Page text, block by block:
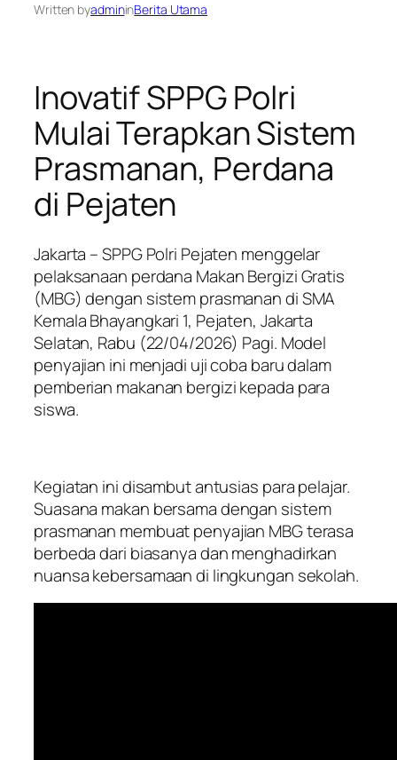
Written byadmininBerita Utama
Inovatif SPPG Polri
Mulai Terapkan Sistem
Prasmanan, Perdana
di Pejaten
Jakarta – SPPG Polri Pejaten menggelar
pelaksanaan perdana Makan Bergizi Gratis
(MBG) dengan sistem prasmanan di SMA
Kemala Bhayangkari 1, Pejaten, Jakarta
Selatan, Rabu (22/04/2026) Pagi. Model
penyajian ini menjadi uji coba baru dalam
pemberian makanan bergizi kepada para
siswa.
Kegiatan ini disambut antusias para pelajar.
Suasana makan bersama dengan sistem
prasmanan membuat penyajian MBG terasa
berbeda dari biasanya dan menghadirkan
nuansa kebersamaan di lingkungan sekolah.